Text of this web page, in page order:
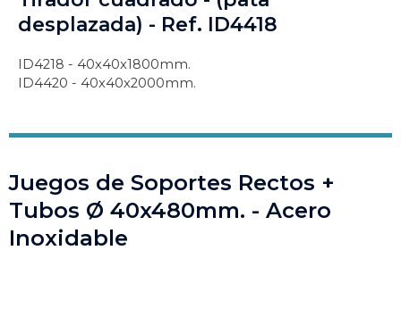
desplazada) - Ref. ID4418
ID4218 - 40x40x1800mm.
ID4420 - 40x40x2000mm.
Juegos de Soportes Rectos +
Tubos Ø 40x480mm. - Acero
Inoxidable